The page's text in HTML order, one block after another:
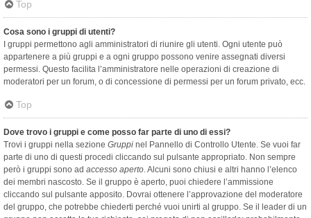
Top
Cosa sono i gruppi di utenti?
I gruppi permettono agli amministratori di riunire gli utenti. Ogni utente può
appartenere a più gruppi e a ogni gruppo possono venire assegnati diversi
permessi. Questo facilita l’amministratore nelle operazioni di creazione di
moderatori per un forum, o di concessione di permessi per un forum privato, ecc.
Top
Dove trovo i gruppi e come posso far parte di uno di essi?
Trovi i gruppi nella sezione Gruppi nel Pannello di Controllo Utente. Se vuoi far
parte di uno di questi procedi cliccando sul pulsante appropriato. Non sempre
però i gruppi sono ad accesso aperto. Alcuni sono chiusi e altri hanno l’elenco
dei membri nascosto. Se il gruppo è aperto, puoi chiedere l’ammissione
cliccando sul pulsante apposito. Dovrai ottenere l’approvazione del moderatore
del gruppo, che potrebbe chiederti perché vuoi unirti al gruppo. Se il leader di un